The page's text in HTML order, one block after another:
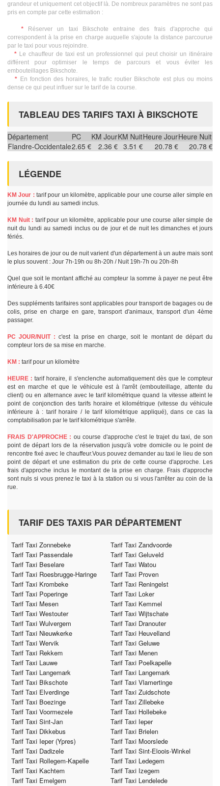
grandeur et uniquement cet objectif là. De nombreux paramètres ne sont pas
pris en compte par cette estimation :
*Réserver un taxi Bikschote entraine des frais d'approche qui
correspondent à la prise en charge auquelle s'ajoute la distance parcourue
par le taxi pour vous rejoindre.
* Le chauffeur de taxi est un professionnel qui peut choisir un itinéraire
différent pour optimiser le temps de parcours et vous éviter les
embouteillages Bikschote.
* En fonction des horaires, le trafic routier Bikschote est plus ou moins
dense ce qui peut influer sur le tarif de la course.
TABLEAU DES TARIFS TAXI À BIKSCHOTE
Département PC KM JourKM NuitHeure JourHeure Nuit
Flandre-Occidentale2.65 € 2.36 € 3.51 € 20.78 € 20.78 €
LÉGENDE
KM Jour : tarif pour un kilomètre, applicable pour une course aller simple en
journée du lundi au samedi inclus.
KM Nuit : tarif pour un kilomètre, applicable pour une course aller simple de
nuit du lundi au samedi inclus ou de jour et de nuit les dimanches et jours
fériés.
Les horaires de jour ou de nuit varient d'un département à un autre mais sont
le plus souvent : Jour 7h-19h ou 8h-20h / Nuit 19h-7h ou 20h-8h
Quel que soit le montant affiché au compteur la somme à payer ne peut être
inférieure à 6.40€
Des suppléments tarifaires sont applicables pour transport de bagages ou de
colis, prise en charge en gare, transport d'animaux, transport d'un 4ème
passager.
PC JOUR/NUIT : c'est la prise en charge, soit le montant de départ du
compteur lors de sa mise en marche.
KM : tarif pour un kilomètre
HEURE : tarif horaire, il s'enclenche automatiquement dès que le compteur
est en marche et que le véhicule est à l'arrêt (embouteillage, attente du
client) ou en alternance avec le tarif kilométrique quand la vitesse atteint le
point de conjonction des tarifs horaire et kilométrique (vitesse du véhicule
inférieure à : tarif horaire / le tarif kilométrique appliqué), dans ce cas la
comptabilisation par le tarif kilométrique s'arrête.
FRAIS D'APPROCHE : ou course d'approche c'est le trajet du taxi, de son
point de départ lors de la réservation jusqu'à votre domicile ou le point de
rencontre fixé avec le chauffeur.Vous pouvez demander au taxi le lieu de son
point de départ et une estimation du prix de cette course d'approche. Les
frais d'approche inclus le montant de la prise en charge. Frais d'approche
sont nuls si vous prenez le taxi à la station ou si vous l'arrêter au coin de la
rue.
TARIF DES TAXIS PAR DÉPARTEMENT
Tarif Taxi Zonnebeke
Tarif Taxi Zandvoorde
Tarif Taxi Passendale
Tarif Taxi Geluveld
Tarif Taxi Beselare
Tarif Taxi Watou
Tarif Taxi Roesbrugge-Haringe
Tarif Taxi Proven
Tarif Taxi Krombeke
Tarif Taxi Reningelst
Tarif Taxi Poperinge
Tarif Taxi Loker
Tarif Taxi Mesen
Tarif Taxi Kemmel
Tarif Taxi Westouter
Tarif Taxi Wijtschate
Tarif Taxi Wulvergem
Tarif Taxi Dranouter
Tarif Taxi Nieuwkerke
Tarif Taxi Heuvelland
Tarif Taxi Wervik
Tarif Taxi Geluwe
Tarif Taxi Rekkem
Tarif Taxi Menen
Tarif Taxi Lauwe
Tarif Taxi Poelkapelle
Tarif Taxi Langemark
Tarif Taxi Langemark
Tarif Taxi Bikschote
Tarif Taxi Vlamertinge
Tarif Taxi Elverdinge
Tarif Taxi Zuidschote
Tarif Taxi Boezinge
Tarif Taxi Zillebeke
Tarif Taxi Voormezele
Tarif Taxi Hollebeke
Tarif Taxi Sint-Jan
Tarif Taxi Ieper
Tarif Taxi Dikkebus
Tarif Taxi Brielen
Tarif Taxi Ieper (Ypres)
Tarif Taxi Moorslede
Tarif Taxi Dadizele
Tarif Taxi Sint-Eloois-Winkel
Tarif Taxi Rollegem-Kapelle
Tarif Taxi Ledegem
Tarif Taxi Kachtem
Tarif Taxi Izegem
Tarif Taxi Emelgem
Tarif Taxi Lendelede